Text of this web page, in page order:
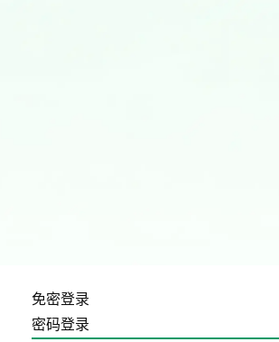
免密登录
密码登录